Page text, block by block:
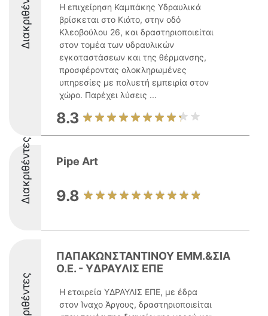
Διακριθέντες
Η επιχείρηση Καμπάκης Υδραυλικά
βρίσκεται στο Κιάτο, στην οδό
Κλεοβούλου 26, και δραστηριοποιείται
στον τομέα των υδραυλικών
εγκαταστάσεων και της θέρμανσης,
προσφέροντας ολοκληρωμένες
υπηρεσίες με πολυετή εμπειρία στον
χώρο. Παρέχει λύσεις ...
8.3
Διακριθέντες Pipe Art
9.8
ΠΑΠΑΚΩΝΣΤΑΝΤΙΝΟΥ ΕΜΜ.&ΣΙΑ
Ο.Ε. - ΥΔΡΑΥΛΙΣ ΕΠΕ
Η εταιρεία ΥΔΡΑΥΛΙΣ ΕΠΕ, με έδρα
στον Ίναχο Άργους, δραστηριοποιείται